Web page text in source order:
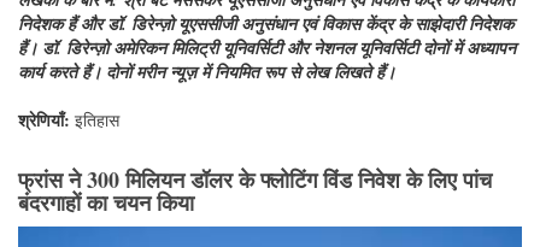
निदेशक हैं और डॉ. डिरेन्ज़ो यूएससीजी अनुसंधान एवं विकास केंद्र के साझेदारी निदेशक
हैं। डॉ. डिरेन्ज़ो अमेरिकन मिलिट्री यूनिवर्सिटी और नेशनल यूनिवर्सिटी दोनों में अध्यापन
कार्य करते हैं। दोनों मरीन न्यूज़ में नियमित रूप से लेख लिखते हैं।
श्रेणियाँ: इतिहास
फ्रांस ने 300 मिलियन डॉलर के फ्लोटिंग विंड निवेश के लिए पांच
बंदरगाहों का चयन किया